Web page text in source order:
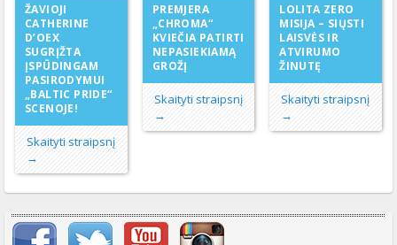
ŽAVIOJI
CATHERINE
D’OEX
SUGRĮŽTA
ĮSPŪDINGAM
PASIRODYMUI
„BALTIC PRIDE“
SCENOJE!
Skaityti straipsnį
→
PREMJERA
„CHROMA“
KVIEČIA PATIRTI
NEPASIEKIAMĄ
GROŽĮ
Skaityti straipsnį
→
LOLITA ZERO
MISIJA – SIŲSTI
LAISVĖS IR
ATVIRUMO
ŽINUTĘ
Skaityti straipsnį
→
Svarbių įrašų meniu